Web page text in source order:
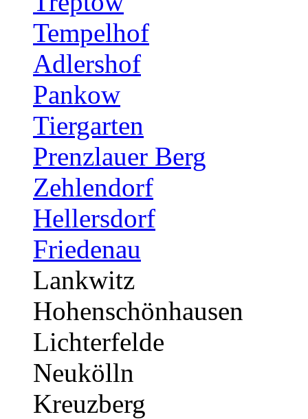
Tempelhof
Adlershof
Pankow
Tiergarten
Prenzlauer Berg
Zehlendorf
Hellersdorf
Friedenau
Lankwitz
Hohenschönhausen
Lichterfelde
Neukölln
Kreuzberg